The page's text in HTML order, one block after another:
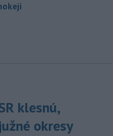
klesnú,
okresy